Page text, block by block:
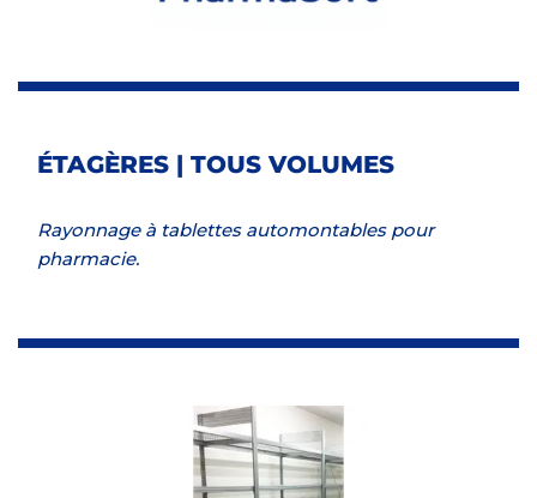
ÉTAGÈRES | TOUS VOLUMES
Rayonnage à tablettes automontables pour
pharmacie.